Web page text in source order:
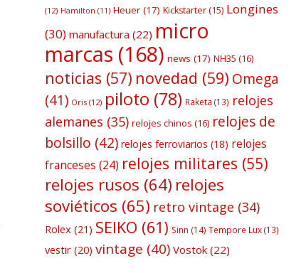
(12) Hamilton (11) Heuer (17) Kickstarter (15) Longines
(30) manufactura (22) micro
marcas (168) news (17) NH35 (16)
noticias (57) novedad (59) Omega
(41) Oris (12) piloto (78) Raketa (13) relojes
alemanes (35) relojes chinos (16) relojes de
bolsillo (42) relojes ferroviarios (18) relojes
franceses (24) relojes militares (55)
relojes rusos (64) relojes
soviéticos (65) retro vintage (34)
Rolex (21) SEIKO (61) Sinn (14) Tempore Lux(13)
vestir (20) vintage (40) Vostok (22)